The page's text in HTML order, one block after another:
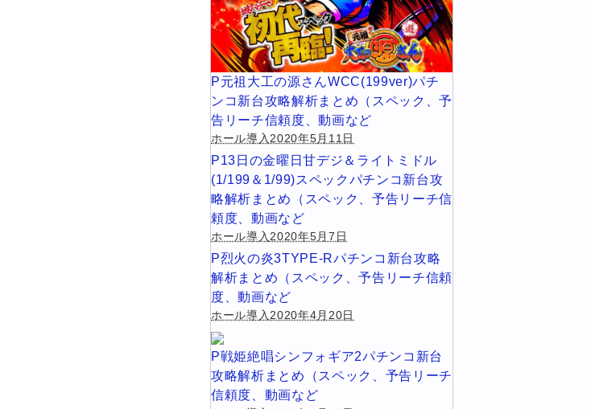
P元祖大工の源さんWCC(199ver)パチ
ンコ新台攻略解析まとめ（スペック、予
告リーチ信頼度、動画など
ホール導入2020年5月11日
P13日の金曜日甘デジ＆ライトミドル
(1/199＆1/99)スペックパチンコ新台攻
略解析まとめ（スペック、予告リーチ信
頼度、動画など
ホール導入2020年5月7日
P烈火の炎3TYPE-Rパチンコ新台攻略
解析まとめ（スペック、予告リーチ信頼
度、動画など
ホール導入2020年4月20日
P戦姫絶唱シンフォギア2パチンコ新台
攻略解析まとめ（スペック、予告リーチ
信頼度、動画など